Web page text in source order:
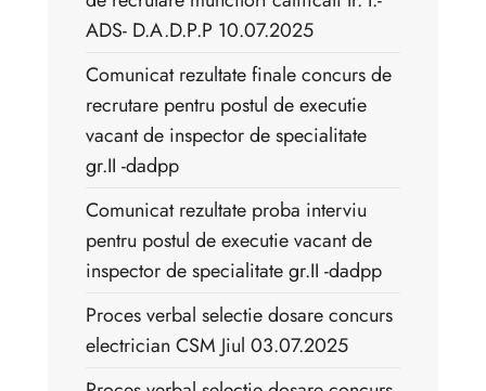
ADS- D.A.D.P.P 10.07.2025
Comunicat rezultate finale concurs de
recrutare pentru postul de executie
vacant de inspector de specialitate
gr.II -dadpp
Comunicat rezultate proba interviu
pentru postul de executie vacant de
inspector de specialitate gr.II -dadpp
Proces verbal selectie dosare concurs
electrician CSM Jiul 03.07.2025